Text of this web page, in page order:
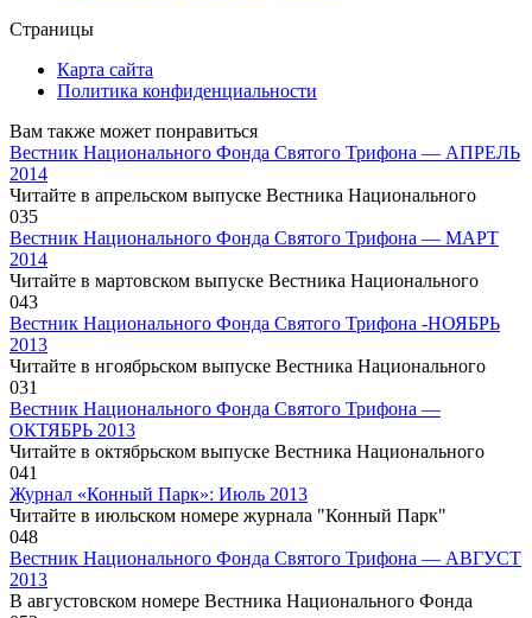
Страницы
Карта сайта
Политика конфиденциальности
Вам также может понравиться
Вестник Национального Фонда Святого Трифона — АПРЕЛЬ
2014
Читайте в апрельском выпуске Вестника Национального
035
Вестник Национального Фонда Святого Трифона — МАРТ
2014
Читайте в мартовском выпуске Вестника Национального
043
Вестник Национального Фонда Святого Трифона -НОЯБРЬ
2013
Читайте в нгоябрьском выпуске Вестника Национального
031
Вестник Национального Фонда Святого Трифона —
ОКТЯБРЬ 2013
Читайте в октябрьском выпуске Вестника Национального
041
Журнал «Конный Парк»: Июль 2013
Читайте в июльском номере журнала "Конный Парк"
048
Вестник Национального Фонда Святого Трифона — АВГУСТ
2013
В августовском номере Вестника Национального Фонда